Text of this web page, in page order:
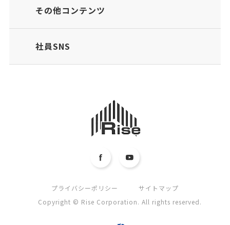
その他コンテンツ
社員SNS
プライバシーポリシー
サイトマップ
Copyright © Rise Corporation. All rights reserved.